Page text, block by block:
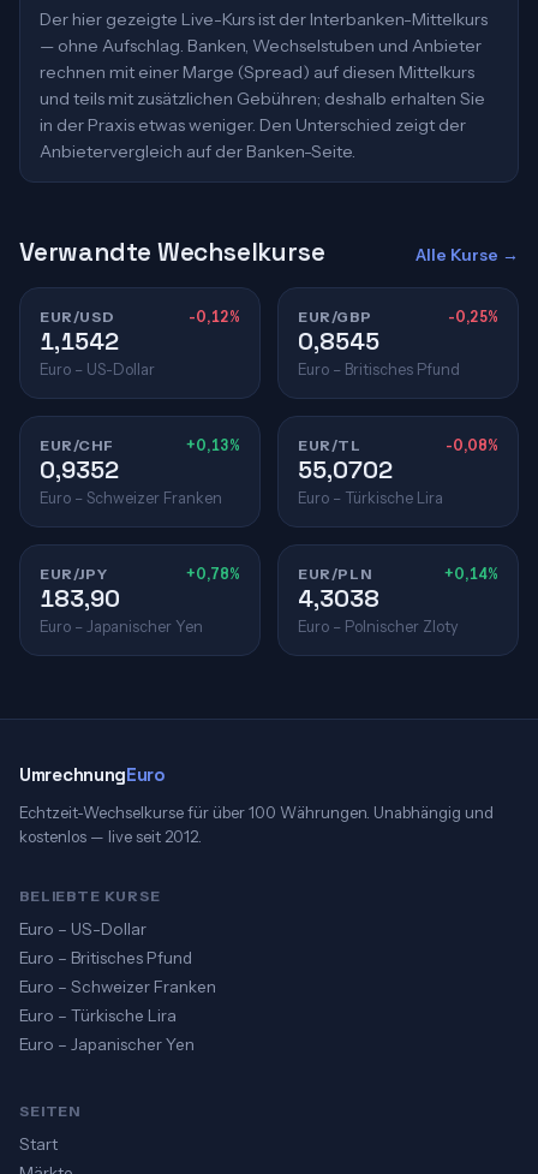
Der hier gezeigte Live-Kurs ist der Interbanken-Mittelkurs
— ohne Aufschlag. Banken, Wechselstuben und Anbieter
rechnen mit einer Marge (Spread) auf diesen Mittelkurs
und teils mit zusätzlichen Gebühren; deshalb erhalten Sie
in der Praxis etwas weniger. Den Unterschied zeigt der
Anbietervergleich auf der Banken-Seite.
Verwandte Wechselkurse Alle Kurse →
EUR/USD -0,12%
1,1542
Euro – US-Dollar
EUR/GBP -0,25%
0,8545
Euro – Britisches Pfund
EUR/CHF +0,13%
0,9352
Euro – Schweizer Franken
EUR/TL -0,08%
55,0702
Euro – Türkische Lira
EUR/JPY +0,78%
183,90
Euro – Japanischer Yen
EUR/PLN +0,14%
4,3038
Euro – Polnischer Zloty
UmrechnungEuro
Echtzeit-Wechselkurse für über 100 Währungen. Unabhängig und
kostenlos — live seit 2012.
BELIEBTE KURSE
Euro – US-Dollar
Euro – Britisches Pfund
Euro – Schweizer Franken
Euro – Türkische Lira
Euro – Japanischer Yen
SEITEN
Start